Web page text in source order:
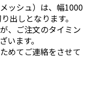
ートへ進む
ッシュ）は、幅1000
出しとなります。
、ご注文のタイミン
います。
めてご連絡をさせて